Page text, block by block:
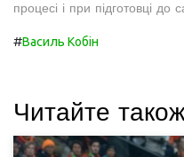
процесі і при підготовці до
#Василь Кобін
Читайте